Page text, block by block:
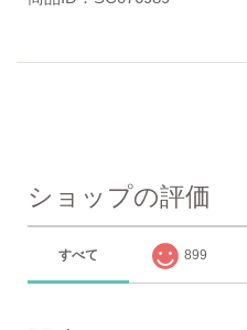
ショップの評価
すべて 899